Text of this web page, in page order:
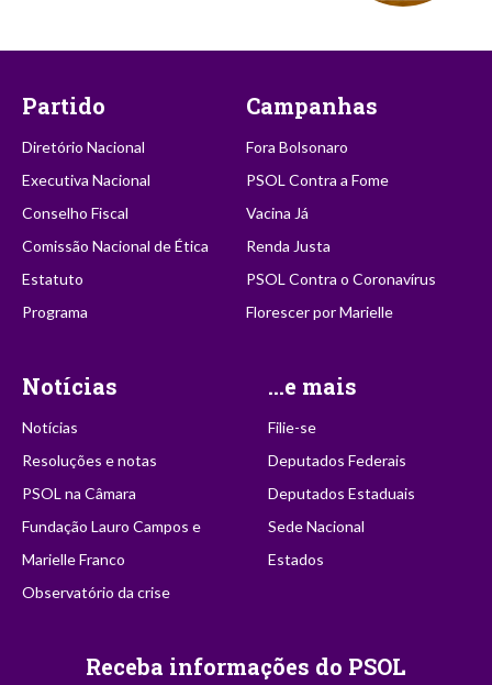
Partido
Diretório Nacional
Executiva Nacional
Conselho Fiscal
Comissão Nacional de Ética
Estatuto
Programa
Campanhas
Fora Bolsonaro
PSOL Contra a Fome
Vacina Já
Renda Justa
PSOL Contra o Coronavírus
Florescer por Marielle
Notícias
Notícias
Resoluções e notas
PSOL na Câmara
Fundação Lauro Campos e
Marielle Franco
Observatório da crise
...e mais
Filie-se
Deputados Federais
Deputados Estaduais
Sede Nacional
Estados
Receba informações do PSOL